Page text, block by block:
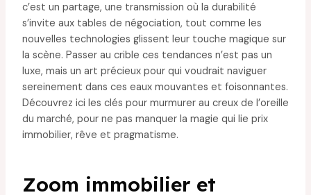
c’est un partage, une transmission où la durabilité
s’invite aux tables de négociation, tout comme les
nouvelles technologies glissent leur touche magique sur
la scène. Passer au crible ces tendances n’est pas un
luxe, mais un art précieux pour qui voudrait naviguer
sereinement dans ces eaux mouvantes et foisonnantes.
Découvrez ici les clés pour murmurer au creux de l’oreille
du marché, pour ne pas manquer la magie qui lie prix
immobilier, rêve et pragmatisme.
Zoom immobilier et